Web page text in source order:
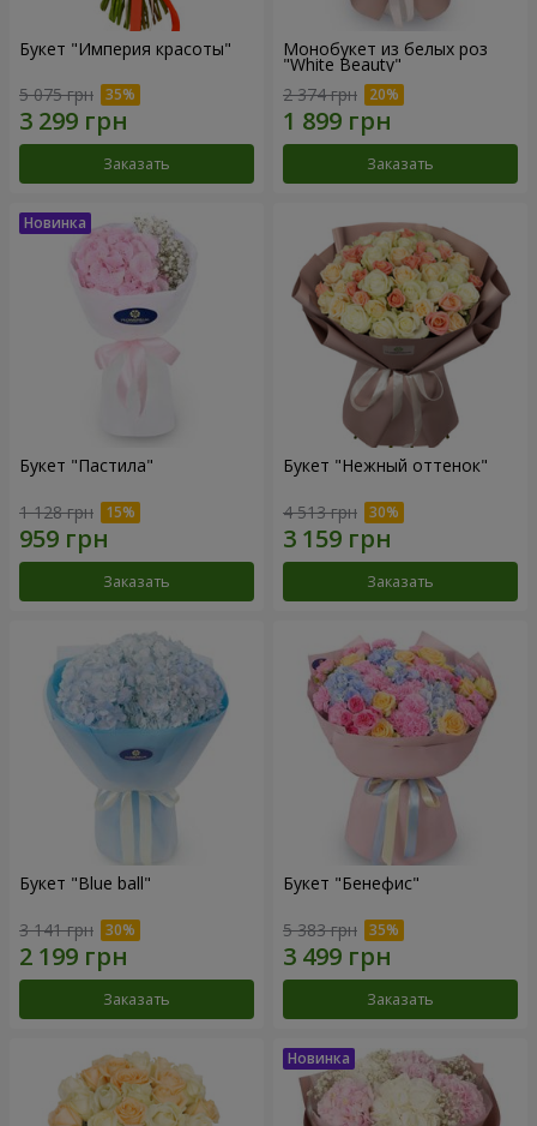
Букет "Империя красоты"
5 075 грн
Заказать
Монобукет из белых роз
"White Beauty"
2 374 грн
Заказать
Букет "Пастила"
1 128 грн
Заказать
Букет "Нежный оттенок"
4 513 грн
Заказать
Букет "Blue ball"
3 141 грн
Заказать
Букет "Бенефис"
5 383 грн
Заказать